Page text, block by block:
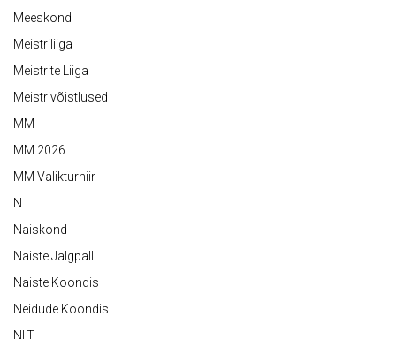
Meeskond
Meistriliiga
Meistrite Liiga
Meistrivõistlused
MM
MM 2026
MM Valikturniir
N
Naiskond
Naiste Jalgpall
Naiste Koondis
Neidude Koondis
NLT